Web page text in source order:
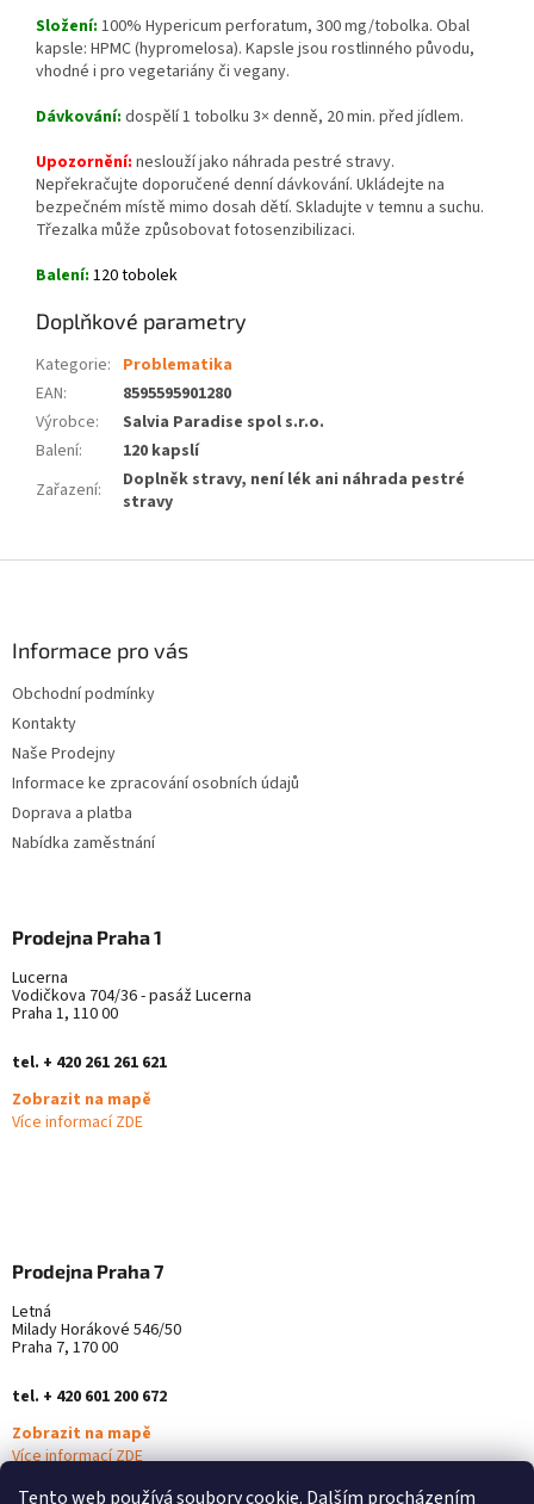
Tento web používá soubory cookie. Dalším procházením
Složení: 100% Hypericum perforatum, 300 mg/tobolka. Obal
kapsle: HPMC (hypromelosa). Kapsle jsou rostlinného původu,
vhodné i pro vegetariány či vegany.
Dávkování: dospělí 1 tobolku 3× denně, 20 min. před jídlem.
Upozornění: neslouží jako náhrada pestré stravy.
Nepřekračujte doporučené denní dávkování. Ukládejte na
bezpečném místě mimo dosah dětí. Skladujte v temnu a suchu.
Třezalka může způsobovat fotosenzibilizaci.
Balení: 120 tobolek
Doplňkové parametry
Kategorie: Problematika
EAN:
8595595901280
Výrobce:
Salvia Paradise spol s.r.o.
Balení:
120 kapslí
Zařazení:
Doplněk stravy, není lék ani náhrada pestré
stravy
Informace pro vás
Obchodní podmínky
Kontakty
Naše Prodejny
Informace ke zpracování osobních údajů
Doprava a platba
Nabídka zaměstnání
Prodejna Praha 1
Lucerna
Vodičkova 704/36 - pasáž Lucerna
Praha 1, 110 00
tel. + 420 261 261 621
Zobrazit na mapě
Více informací ZDE
Prodejna Praha 7
Letná
Milady Horákové 546/50
Praha 7, 170 00
tel. + 420 601 200 672
Zobrazit na mapě
Více informací ZDE